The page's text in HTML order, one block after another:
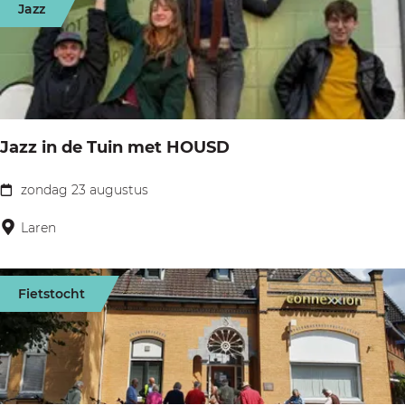
w
e
k
n
d
u
i
d
e
Jazz in de Tuin met HOUSD
J
a
z
n
d
e
Jazz
zondag 23 augustus
Laren
Fietstocht